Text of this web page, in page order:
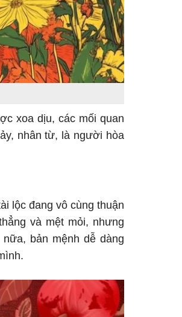
xoa dịu, các mối quan
nhân từ, là người hòa
lộc đang vô cùng thuận
và mệt mỏi, nhưng
bản mệnh dễ dàng